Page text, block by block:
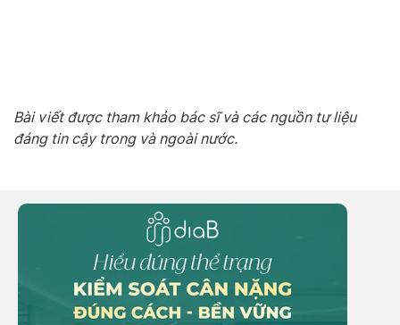
Bài viết được tham khảo bác sĩ và các nguồn tư liệu
đáng tin cậy trong và ngoài nước.